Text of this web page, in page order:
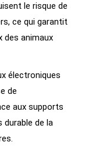
le risque de
ce qui garantit
des animaux
électroniques
de
aux supports
durable de la